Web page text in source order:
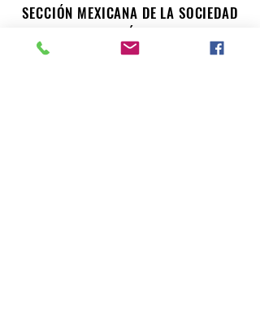
SECCIÓN MEXICANA DE LA SOCIEDAD
TEOSÓFICA